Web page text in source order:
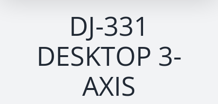
DJ-331
DESKTOP 3-
AXIS